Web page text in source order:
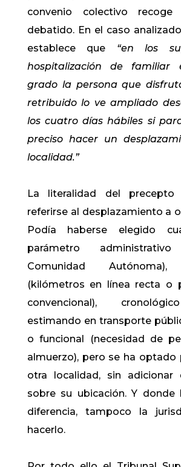
convenio colectivo
debatido. En el caso
establece que “en los
hospitalización de familiar
grado la persona que
retribuido lo ve ampliado
los cuatro días hábiles si
preciso hacer un
localidad.”
La literalidad del
referirse al desplazamiento a
Podía haberse elegido
parámetro administrativo
Comunidad Autónoma),
(kilómetros en línea recta o
convencional),
estimando en transporte
o funcional (necesidad de
almuerzo), pero se ha optado
otra localidad, sin adicionar
sobre su ubicación. Y donde
diferencia, tampoco la
hacerlo.